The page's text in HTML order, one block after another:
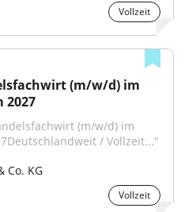
Vollzeit
(m/w/d) im
(m/w/d) im
/ Vollzeit..."
Co. KG
Vollzeit